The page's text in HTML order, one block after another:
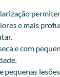
e mais
e com
pequenas